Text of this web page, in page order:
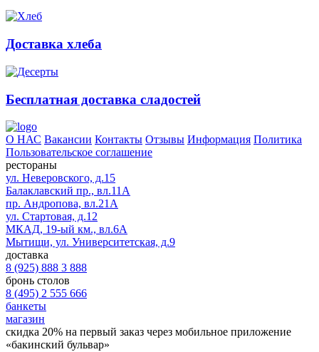
Доставка хлеба
Бесплатная доставка сладостей
О НАС Вакансии Контакты Отзывы Информация Политика
Пользовательское соглашение
рестораны
ул. Неверовского, д.15
Балаклавский пр., вл.11А
пр. Андропова, вл.21А
ул. Стартовая, д.12
МКАД, 19-ый км., вл.6А
Мытищи, ул. Университетская, д.9
доставка
8 (925) 888 3 888
бронь столов
8 (495) 2 555 666
банкеты
магазин
скидка 20% на первый заказ через мобильное приложение
«бакинский бульвар»